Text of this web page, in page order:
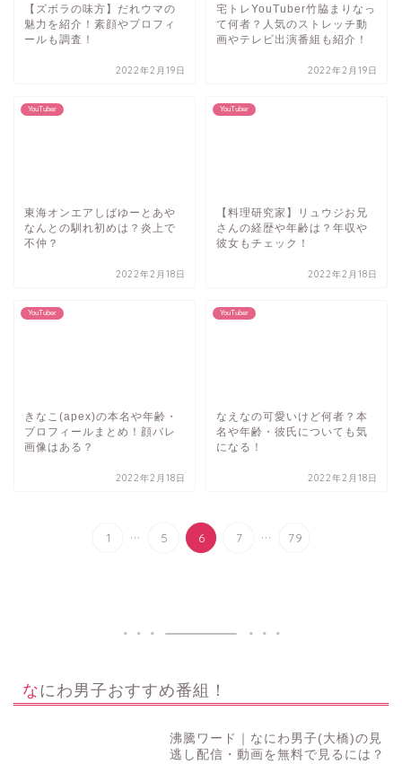
【ズボラの味方】だれウマの
魅力を紹介！素顔やプロフィ
ールも調査！
2022年2月19日
宅トレYouTuber竹脇まりなっ
て何者？人気のストレッチ動
画やテレビ出演番組も紹介！
2022年2月19日
YouTuber
東海オンエアしばゆーとあや
なんとの馴れ初めは？炎上で
不仲？
2022年2月18日
YouTuber
【料理研究家】リュウジお兄
さんの経歴や年齢は？年収や
彼女もチェック！
2022年2月18日
YouTuber
きなこ(apex)の本名や年齢・
プロフィールまとめ！顔バレ
画像はある？
2022年2月18日
YouTuber
なえなの可愛いけど何者？本
名や年齢・彼氏についても気
になる！
2022年2月18日
1 ... 5 6 7 ... 79
なにわ男子おすすめ番組！
沸騰ワード｜なにわ男子(大橋)の見
逃し配信・動画を無料で見るには？